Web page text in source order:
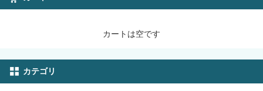
カートは空です
カテゴリ